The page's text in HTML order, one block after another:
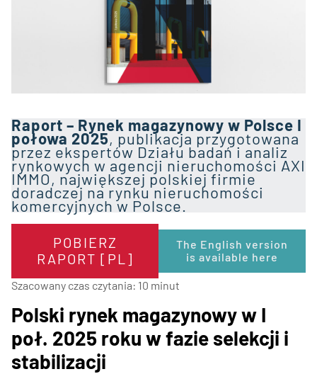
Raport – Rynek magazynowy w Polsce I
połowa 2025, publikacja przygotowana
przez ekspertów Działu badań i analiz
rynkowych w agencji nieruchomości AXI
IMMO, największej polskiej firmie
doradczej na rynku nieruchomości
komercyjnych w Polsce.
POBIERZ
RAPORT [PL]
The English version
is available here
Szacowany czas czytania: 10 minut
Polski rynek magazynowy w I
poł. 2025 roku w fazie selekcji i
stabilizacji